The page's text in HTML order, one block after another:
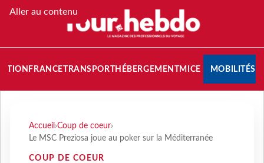
Aller au contenu
FRANCETRANSPORT HÉBERGEMENTMICE MOBILITÉS
Accueil ›Coup de coeur›
Le MSC Preziosa joue au poker sur la Méditerranée
COUP DE COEUR